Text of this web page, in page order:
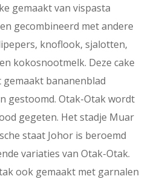
gemaakt van vispasta
gecombineerd met andere
knoflook, sjalotten,
kokosnootmelk. Deze cake
bananenblad
gestoomd. Otak-Otak wordt
gegeten. Het stadje Muar
staat Johor is beroemd
variaties van Otak-Otak.
ook gemaakt met garnalen